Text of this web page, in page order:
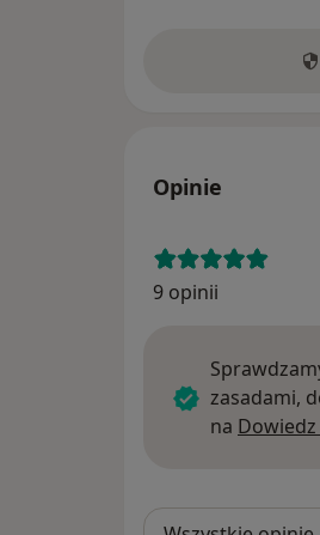
Opinie
9 opinii
zasadami,
na